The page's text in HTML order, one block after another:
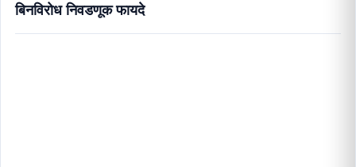
बिनविरोध निवडणूक फायदे